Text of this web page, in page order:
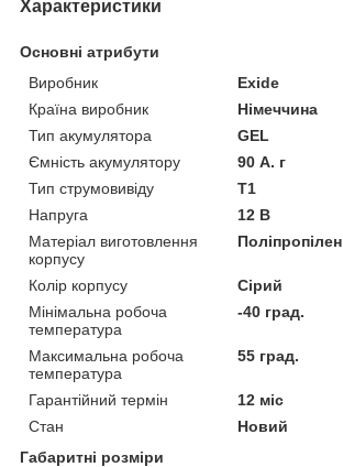
Характеристики
Основні атрибути
Виробник
Exide
Країна виробник
Німеччина
Тип акумулятора
GEL
Ємність акумулятору
90 А. г
Тип струмовивіду
T1
Напруга
12 В
Матеріал виготовлення
корпусу
Поліпропілен
Колір корпусу
Сірий
Мінімальна робоча
температура
-40 град.
Максимальна робоча
температура
55 град.
Гарантійний термін
12 міс
Стан
Новий
Габаритні розміри